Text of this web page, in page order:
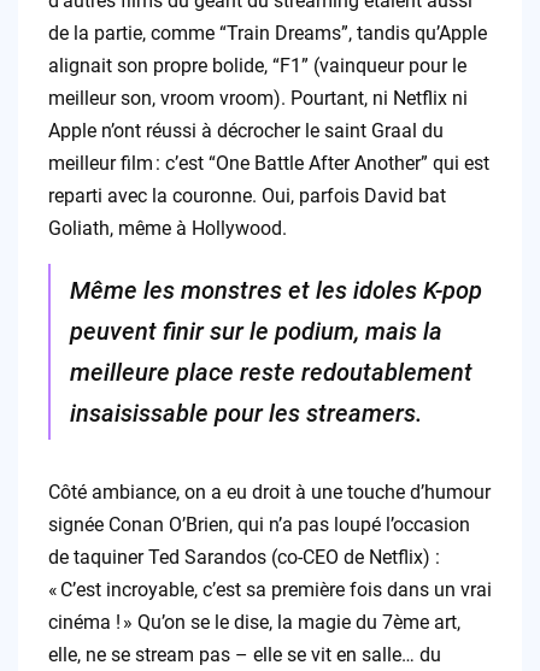
de la partie, comme “Train Dreams”, tandis qu’Apple
alignait son propre bolide, “F1” (vainqueur pour le
meilleur son, vroom vroom). Pourtant, ni Netflix ni
Apple n’ont réussi à décrocher le saint Graal du
meilleur film : c’est “One Battle After Another” qui est
reparti avec la couronne. Oui, parfois David bat
Goliath, même à Hollywood.
Même les monstres et les idoles K-pop
peuvent finir sur le podium, mais la
meilleure place reste redoutablement
insaisissable pour les streamers.
Côté ambiance, on a eu droit à une touche d’humour
signée Conan O’Brien, qui n’a pas loupé l’occasion
de taquiner Ted Sarandos (co-CEO de Netflix) :
« C’est incroyable, c’est sa première fois dans un vrai
cinéma ! » Qu’on se le dise, la magie du 7ème art,
elle, ne se stream pas – elle se vit en salle… du